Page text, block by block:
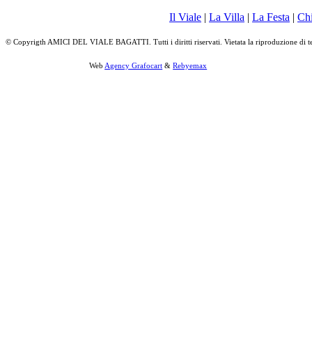
Il Viale | La Villa | La Festa |
© Copyrigth AMICI DEL VIALE BAGATTI. Tutti i diritti riservati. Vietata la riproduzione di
Web Agency Grafocart &Rebyemax